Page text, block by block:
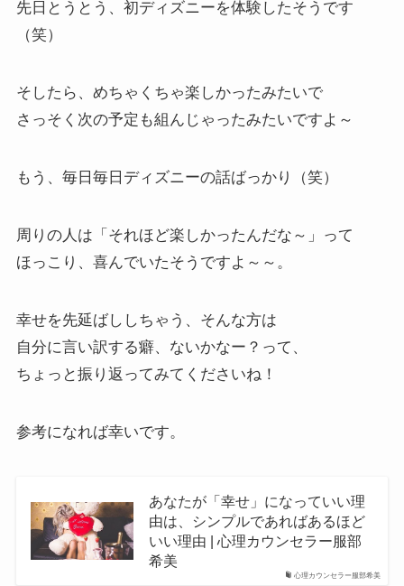
先日とうとう、初ディズニーを体験したそうです
（笑）
そしたら、めちゃくちゃ楽しかったみたいで
さっそく次の予定も組んじゃったみたいですよ～
もう、毎日毎日ディズニーの話ばっかり（笑）
周りの人は「それほど楽しかったんだな～」って
ほっこり、喜んでいたそうですよ～～。
幸せを先延ばししちゃう、そんな方は
自分に言い訳する癖、ないかなー？って、
ちょっと振り返ってみてくださいね！
参考になれば幸いです。
心理カウンセラー服部希美
あなたが「幸せ」になっていい理
由は、シンプルであればあるほど
いい理由 | 心理カウンセラー服部
希美